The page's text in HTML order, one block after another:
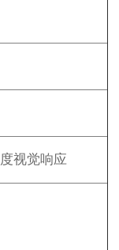
视觉响应